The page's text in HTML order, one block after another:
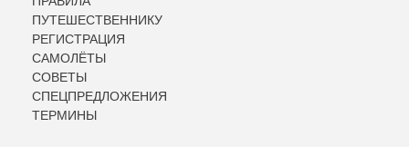
ПУТЕШЕСТВЕННИКУ
РЕГИСТРАЦИЯ
САМОЛЁТЫ
СОВЕТЫ
СПЕЦПРЕДЛОЖЕНИЯ
ТЕРМИНЫ